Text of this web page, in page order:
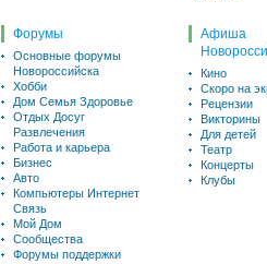
Форумы
Основные форумы
Новороссийска
Хобби
Дом Семья Здоровье
Отдых Досуг
Развлечения
Работа и карьера
Бизнес
Авто
Компьютеры Интернет
Связь
Мой Дом
Сообщества
Форумы поддержки
Афиша
Кино
Скоро на
Рецензии
Викторины
Для детей
Театр
Концерты
Клубы